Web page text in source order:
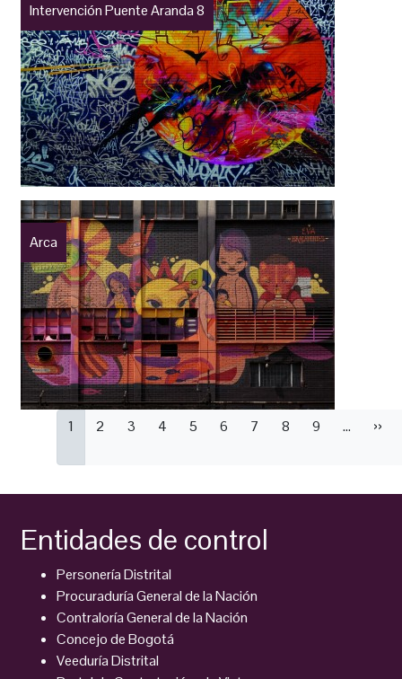
Intervención Puente Aranda 8
Arca
Paginación
Página
1 Página
2 Página
3 Página
4 Página
5 Página
6 Página
7 Página
8 Página
9 … ››
Entidades de control
Personería Distrital
Procuraduría General de la Nación
Contraloría General de la Nación
Concejo de Bogotá
Veeduría Distrital